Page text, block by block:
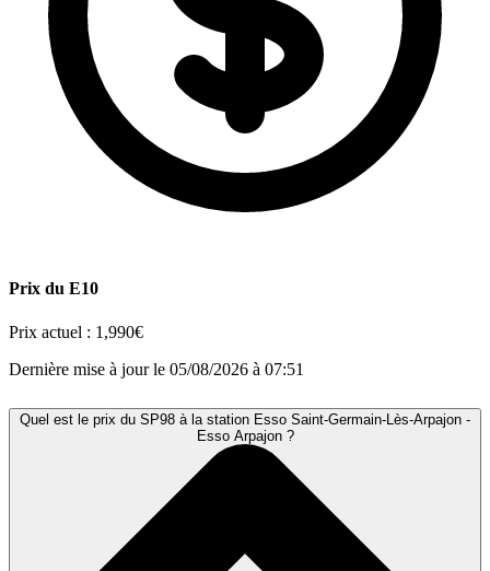
Prix du E10
Prix actuel : 1,990€
Dernière mise à jour le 05/08/2026 à 07:51
Quel est le prix du SP98 à la station Esso Saint-Germain-Lès-Arpajon -
Esso Arpajon ?